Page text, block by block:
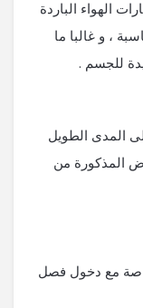
الهواء الباردة
، و غالبا ما
للجسم .
المدى الطويل
المذكورة من
مع دخول فصل